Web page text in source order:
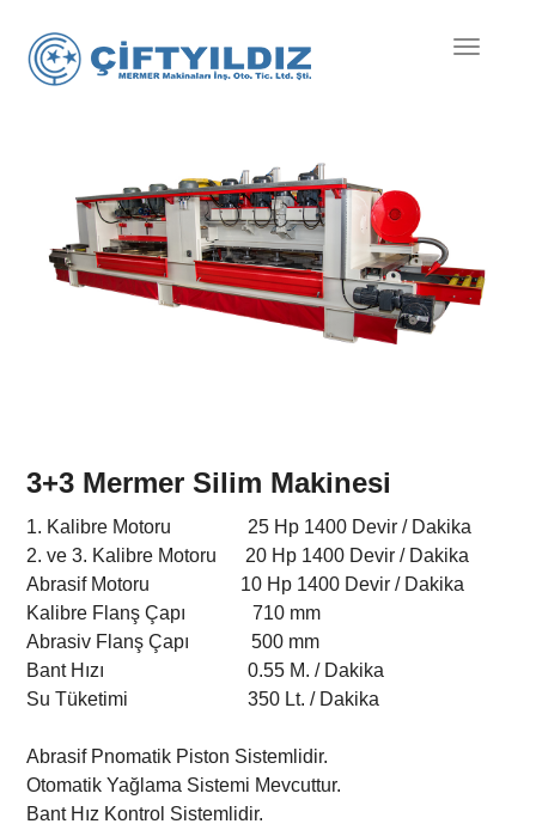
Mobil
3+3 Mermer Silim Makinesi
1. Kalibre Motoru 25 Hp 1400 Devir / Dakika
2. ve 3. Kalibre Motoru 20 Hp 1400 Devir / Dakika
Abrasif Motoru 10 Hp 1400 Devir / Dakika
Kalibre Flanş Çapı 710 mm
Abrasiv Flanş Çapı 500 mm
Bant Hızı 0.55 M. / Dakika
Su Tüketimi 350 Lt. / Dakika
Abrasif Pnomatik Piston Sistemlidir.
Otomatik Yağlama Sistemi Mevcuttur.
Bant Hız Kontrol Sistemlidir.